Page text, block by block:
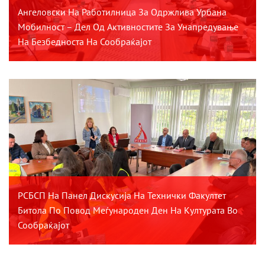
Ангеловски На Работилница За Одржлива Урбана
Мобилност – Дел Од Активностите За Унапредување
На Безбедноста На Сообраќајот
РСБСП На Панел Дискусија На Технички Факултет
Битола По Повод Меѓународен Ден На Културата Во
Сообраќајот